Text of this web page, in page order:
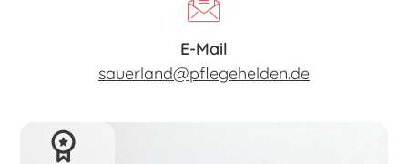
E-Mail
sauerland@pflegehelden.de